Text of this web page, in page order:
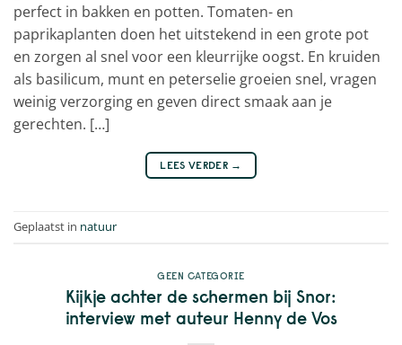
perfect in bakken en potten. Tomaten- en
paprikaplanten doen het uitstekend in een grote pot
en zorgen al snel voor een kleurrijke oogst. En kruiden
als basilicum, munt en peterselie groeien snel, vragen
weinig verzorging en geven direct smaak aan je
gerechten. […]
LEES VERDER →
Geplaatst in natuur
GEEN CATEGORIE
Kijkje achter de schermen bij Snor:
interview met auteur Henny de Vos